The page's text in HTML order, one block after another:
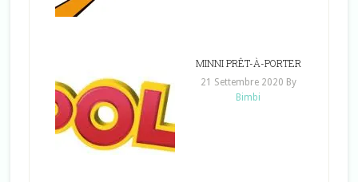
MINNI PRÊT-À-PORTER
21 Settembre 2020 By
Bimbi